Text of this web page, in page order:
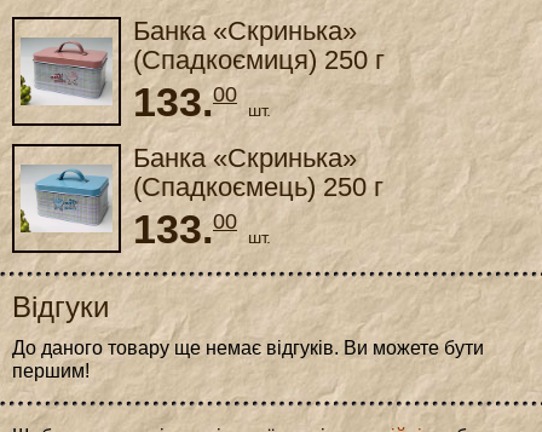
Банка «Скринька»
(Спадкоємиця) 250 г
133.00
шт.
Банка «Скринька»
(Спадкоємець) 250 г
133.00
шт.
Відгуки
До даного товару ще немає відгуків. Ви можете бути
першим!